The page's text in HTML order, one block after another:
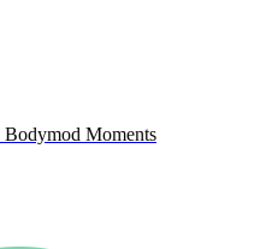
Bodymod Moments